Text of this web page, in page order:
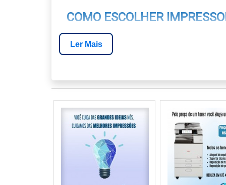
COMO ESCOLHER
Escolher a impressoras A3 sublimatica
eficiência da impressão. Aqui estão os
imprima documentos comuns. Modelos
a diferentes necessidades. A L8180, por
L18050 oferece flexibilidade em tipos de
A velocidade de impressão, medida em
você planeja realizar impressões em
substratos, como tecidos, cerâmicas e
Ler Mais